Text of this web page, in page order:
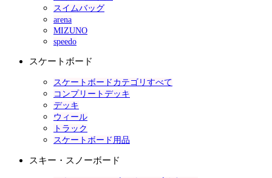
スイムバッグ
arena
MIZUNO
speedo
スケートボード
スケートボードカテゴリすべて
コンプリートデッキ
デッキ
ウィール
トラック
スケートボード用品
スキー・スノーボード